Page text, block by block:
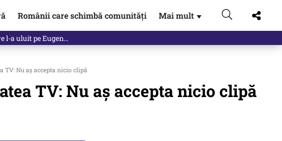
Românii care schimbă comunități Mai mult ▼
românii
TV: Nu aș accepta nicio clipă
TV: Nu aș accepta nicio clipă